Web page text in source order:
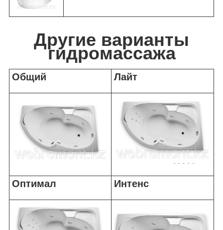
Другие варианты
гидромассажа
Общий Лайт
Оптимал Интенс